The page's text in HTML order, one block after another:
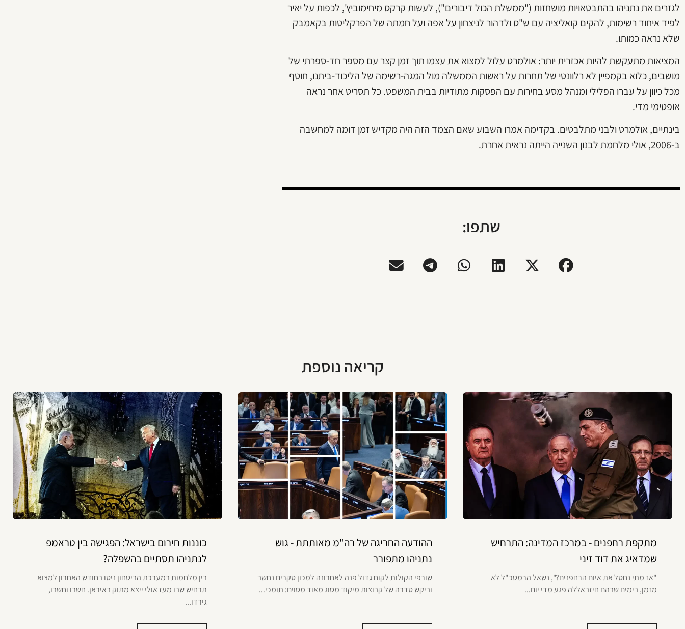
לגזרים את נתניהו בהתבטאויות מושחזות ("ממשלת הכול דיבורים"), לעשות קרקס מיחימוביץ', לכפות על יאיר
לפיד איחוד רשימות, להקים קואליציה עם ש"ס ולדהור לניצחון על אפה ועל חמתה של הפרקליטות בקאמבק
שלא נראה כמותו.
המציאות מתעקשת להיות אכזרית יותר: אולמרט עלול למצוא את עצמו תוך זמן קצר עם מספר חד-ספרתי של
מושבים, כלוא בקמפיין לא רלוונטי של תחרות על ראשות הממשלה מול המגה-רשימה של הליכוד-ביתנו, חוטף
מכל כיוון על עברו הפלילי ומנהל מסע בחירות עם הפסקות מתודיות בבית המשפט. כל תסריט אחר נראה
אופטימי מדי.
בינתיים, אולמרט ולבני מתלבטים. בקדימה אמרו השבוע שאם הצמד הזה היה מקדיש זמן דומה למחשבה
ב-2006, אולי מלחמת לבנון השנייה הייתה נראית אחרת.
שתפו:
קריאה נוספת
מתקפת רחפנים - במרכז המדינה: התרחיש
שמדאיג את דוד זיני
"אז מתי נחסל את איום הרחפנים?", נשאל הרמטכ"ל לא
מזמן, בימים שבהם חיזבאללה פגע מדי יום...
ההודעה החריגה של רה"מ מאותתת - גוש
נתניהו מתפורר
שורפי הקולות לקוח גדול פנה לאחרונה למכון סקרים נחשב
וביקש סדרה של קבוצות מיקוד מסוג מאוד מסוים: תומכי...
כוננות חירום בישראל: הפגישה בין טראמפ
לנתניהו תסתיים בהשפלה?
בין מלחמות במערכת הביטחון ניסו בחודש האחרון למצוא
תרחיש שבו מעז אולי ייצא מתוק באיראן. חשבו וחשבו,
גירדו...